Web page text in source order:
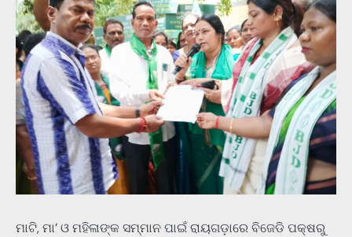
ମାଟି, ମା’ ଓ ମହିଳାଙ୍କ ସମ୍ମାନ ପାଇଁ ରାୟଗଡ଼ାରେ ବିଜେଡି ପକ୍ଷରୁ